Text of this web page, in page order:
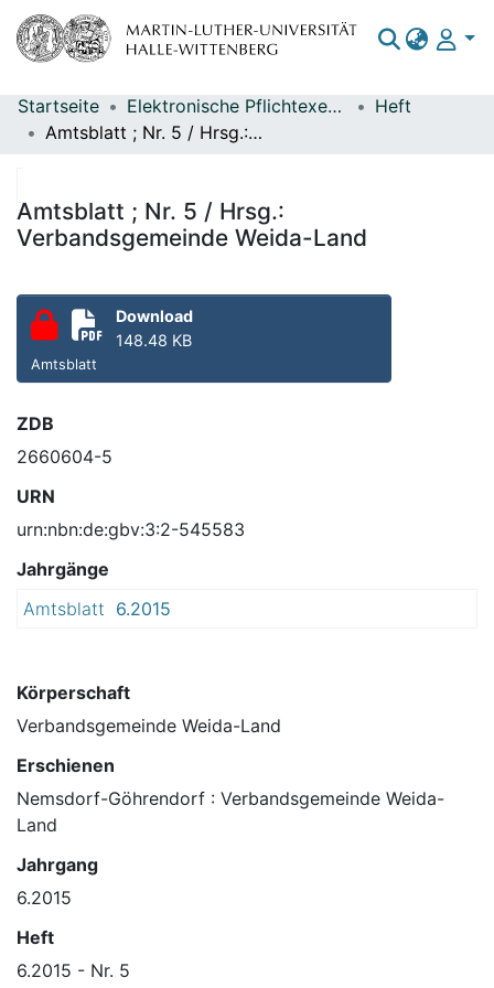
Bereiche & Sammlungen
Statistiken
Startseite Elektronische Pflichtexemplare
Heft
Amtsblatt ; Nr. 5 / Hrsg.: Verbandsgemeinde Weida-Land
Amtsblatt ; Nr. 5 / Hrsg.:
Verbandsgemeinde Weida-Land
Download
148.48 KB
Amtsblatt
ZDB
2660604-5
URN
urn:nbn:de:gbv:3:2-545583
Jahrgänge
Amtsblatt 6.2015
Körperschaft
Verbandsgemeinde Weida-Land
Erschienen
Nemsdorf-Göhrendorf : Verbandsgemeinde Weida-
Land
Jahrgang
6.2015
Heft
6.2015 - Nr. 5